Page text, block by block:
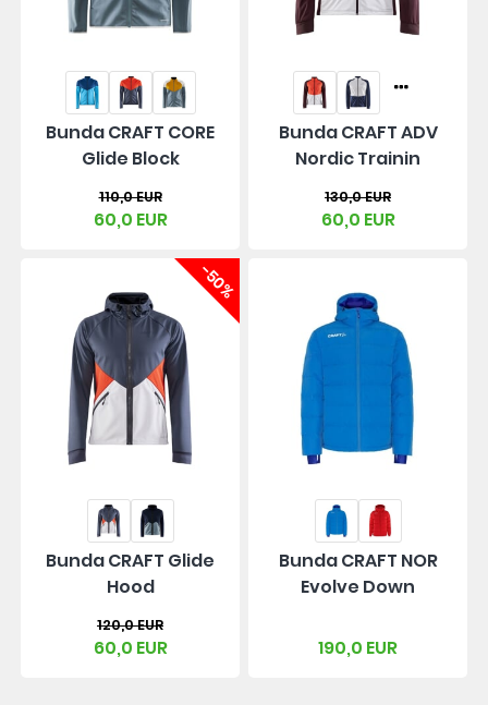
Bunda CRAFT CORE
Glide Block
110,0 EUR
60,0 EUR
Bunda CRAFT ADV
Nordic Trainin
130,0 EUR
60,0 EUR
-50%
Bunda CRAFT Glide
Hood
120,0 EUR
60,0 EUR
Bunda CRAFT NOR
Evolve Down
190,0 EUR